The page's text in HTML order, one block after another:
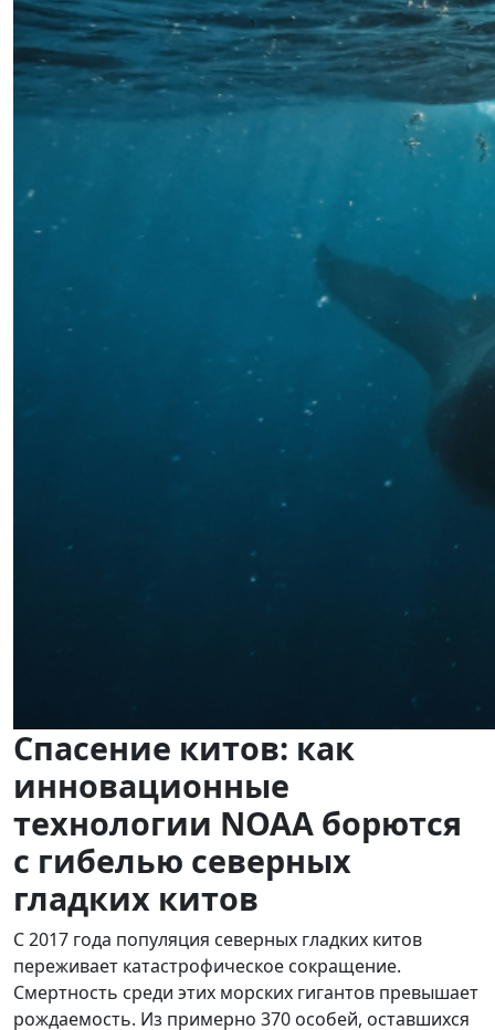
Спасение китов: как
инновационные
технологии NOAA борются
с гибелью северных
гладких китов
С 2017 года популяция северных гладких китов
переживает катастрофическое сокращение.
Смертность среди этих морских гигантов превышает
рождаемость. Из примерно 370 особей, оставшихся